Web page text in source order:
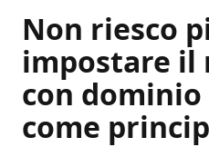
Non riesco
impostare il
con
come